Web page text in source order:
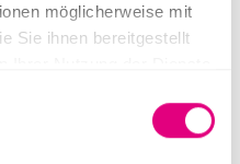
möglicherweise mit
Sie ihnen bereitgestellt